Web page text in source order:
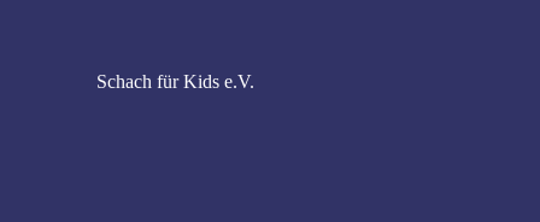
Schach für Kids e.V.